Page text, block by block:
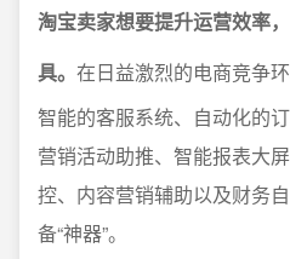
淘宝卖家想要提升运营效率
具。 在日益激烈的电商竞争
智能的客服系统、自动化的
营销活动助推、智能报表大
控、内容营销辅助以及财务
备“神器”。